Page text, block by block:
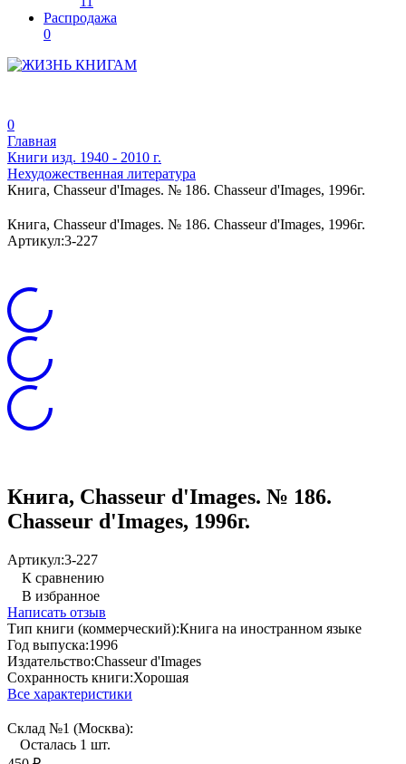
Распродажа
0
0
Главная
Книги изд. 1940 - 2010 г.
Нехудожественная литература
Книга, Chasseur d'Images. № 186. Chasseur d'Images, 1996г.
Книга, Chasseur d'Images. № 186. Chasseur d'Images, 1996г.
Артикул:3-227
Книга, Chasseur d'Images. № 186.
Chasseur d'Images, 1996г.
Артикул:3-227
К сравнению
В избранное
Написать отзыв
Тип книги (коммерческий):Книга на иностранном языке
Год выпуска:1996
Издательство:Chasseur d'Images
Сохранность книги:Хорошая
Все характеристики
Склад №1 (Москва):
Осталась 1 шт.